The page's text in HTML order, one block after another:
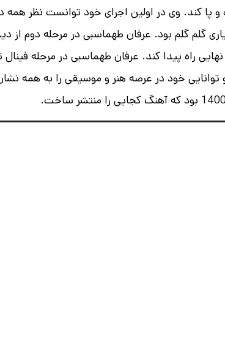
پا کند. وی در اولین اجرای خود توانست نظر همه
گلم گلم بود. عرفان طهماسبی در مرحله دوم از
راه پیدا کند. عرفان طهماسبی در مرحله
خود در عرصه هنر و موسیقی را به همه